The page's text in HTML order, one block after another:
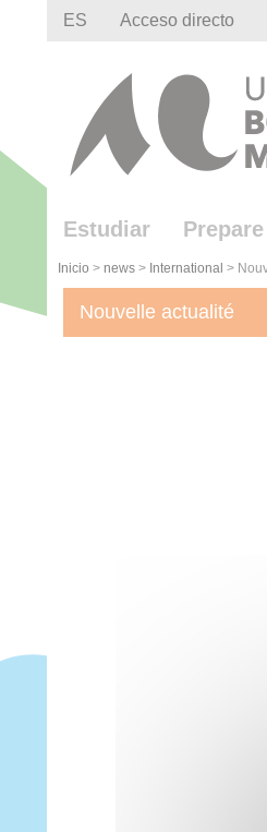
ES Acceso directo
Estudiar
Inicio > news > International >
Nouvelle actualité